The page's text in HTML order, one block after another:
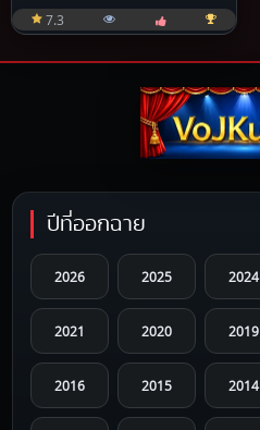
7.3
ปีที่ออกฉาย
2026 2025 2024
2021 2020 2019
2016 2015 2014